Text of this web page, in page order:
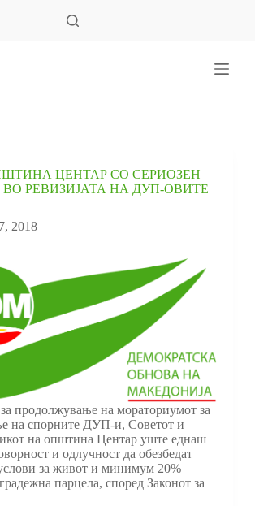
ЦЕНТАР СО СЕРИОЗЕН
РЕВИЗИЈАТА НА ДУП-ОВИТЕ
2018
продолжување на мораториумот за
на спорните ДУП-и, Советот и
на општина Центар уште еднаш
и одлучност да обезбедат
за живот и минимум 20%
парцела, според Законот за